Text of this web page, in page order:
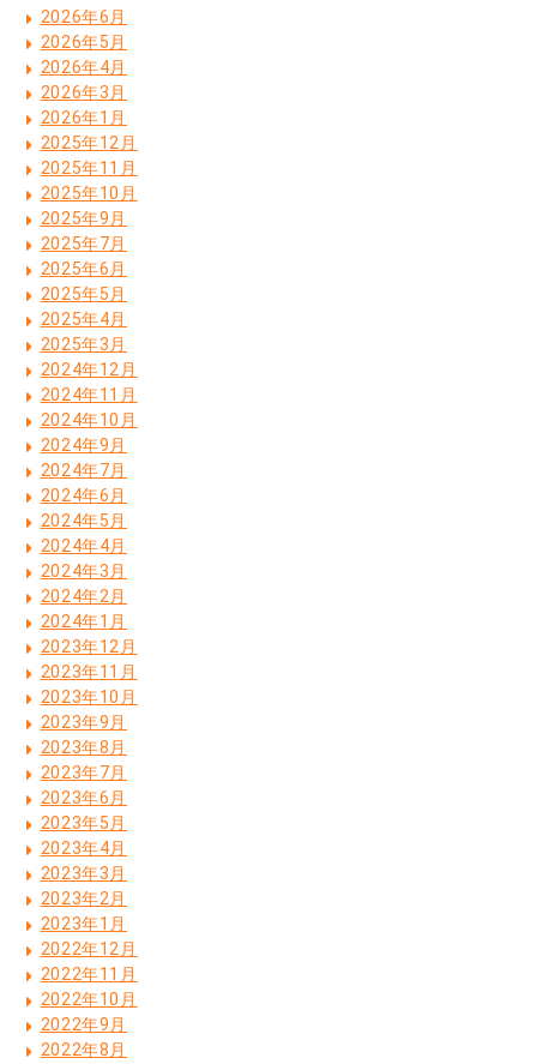
2026年6月
2026年5月
2026年4月
2026年3月
2026年1月
2025年12月
2025年11月
2025年10月
2025年9月
2025年7月
2025年6月
2025年5月
2025年4月
2025年3月
2024年12月
2024年11月
2024年10月
2024年9月
2024年7月
2024年6月
2024年5月
2024年4月
2024年3月
2024年2月
2024年1月
2023年12月
2023年11月
2023年10月
2023年9月
2023年8月
2023年7月
2023年6月
2023年5月
2023年4月
2023年3月
2023年2月
2023年1月
2022年12月
2022年11月
2022年10月
2022年9月
2022年8月